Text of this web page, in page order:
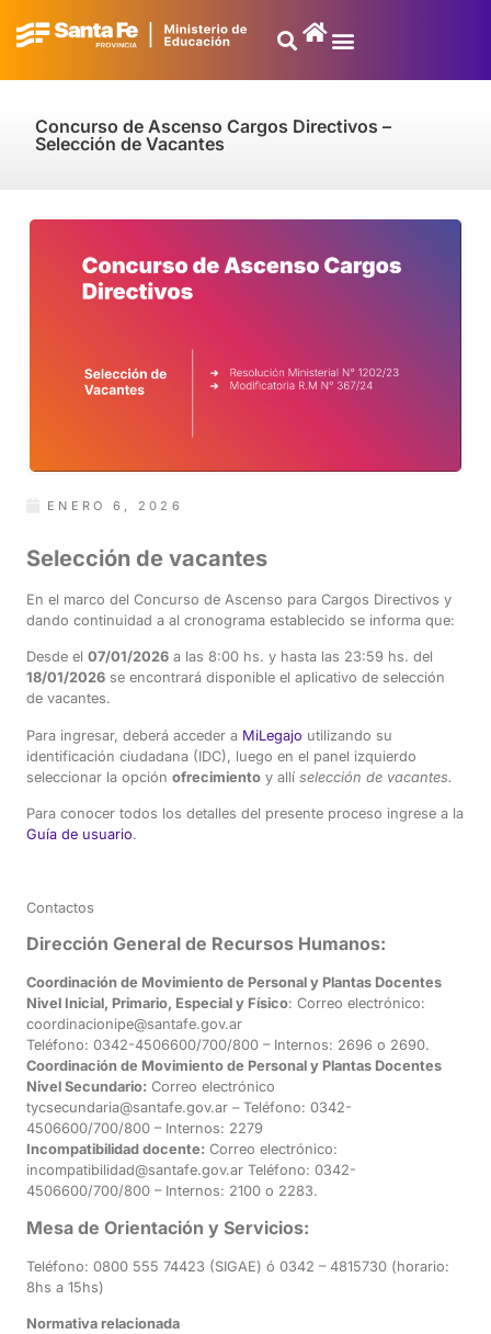
Concurso de Ascenso Cargos Directivos –
Selección de Vacantes
ENERO 6, 2026
Selección de vacantes
En el marco del Concurso de Ascenso para Cargos Directivos y
dando continuidad a al cronograma establecido se informa que:
Desde el 07/01/2026 a las 8:00 hs. y hasta las 23:59 hs. del
18/01/2026 se encontrará disponible el aplicativo de selección
de vacantes.
Para ingresar, deberá acceder a MiLegajo utilizando su
identificación ciudadana (IDC), luego en el panel izquierdo
seleccionar la opción ofrecimiento y allí selección de vacantes.
Para conocer todos los detalles del presente proceso ingrese a la
Guía de usuario.
Contactos
Dirección General de Recursos Humanos:
Coordinación de Movimiento de Personal y Plantas Docentes
Nivel Inicial, Primario, Especial y Físico: Correo electrónico:
coordinacionipe@santafe.gov.ar
Teléfono: 0342-4506600/700/800 – Internos: 2696 o 2690.
Coordinación de Movimiento de Personal y Plantas Docentes
Nivel Secundario: Correo electrónico
tycsecundaria@santafe.gov.ar – Teléfono: 0342-
4506600/700/800 – Internos: 2279
Incompatibilidad docente: Correo electrónico:
incompatibilidad@santafe.gov.ar Teléfono: 0342-
4506600/700/800 – Internos: 2100 o 2283.
Mesa de Orientación y Servicios:
Teléfono: 0800 555 74423 (SIGAE) ó 0342 – 4815730 (horario:
8hs a 15hs)
Normativa relacionada